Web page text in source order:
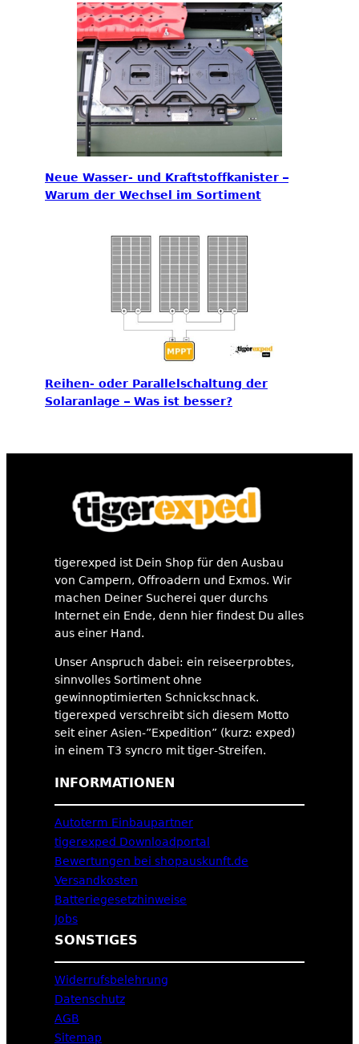
Neue Wasser- und Kraftstoffkanister –
Warum der Wechsel im Sortiment
Reihen- oder Parallelschaltung der
Solaranlage – Was ist besser?
tigerexped ist Dein Shop für den Ausbau
von Campern, Offroadern und Exmos. Wir
machen Deiner Sucherei quer durchs
Internet ein Ende, denn hier findest Du alles
aus einer Hand.
Unser Anspruch dabei: ein reiseerprobtes,
sinnvolles Sortiment ohne
gewinnoptimierten Schnickschnack.
tigerexped verschreibt sich diesem Motto
seit einer Asien-”Expedition” (kurz: exped)
in einem T3 syncro mit tiger-Streifen.
INFORMATIONEN
Autoterm Einbaupartner
tigerexped Downloadportal
Bewertungen bei shopauskunft.de
Versandkosten
Batteriegesetzhinweise
Jobs
SONSTIGES
Widerrufsbelehrung
Datenschutz
AGB
Sitemap